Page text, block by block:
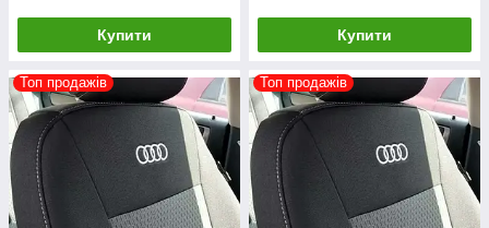
Купити Купити
Топ продажів Топ продажів